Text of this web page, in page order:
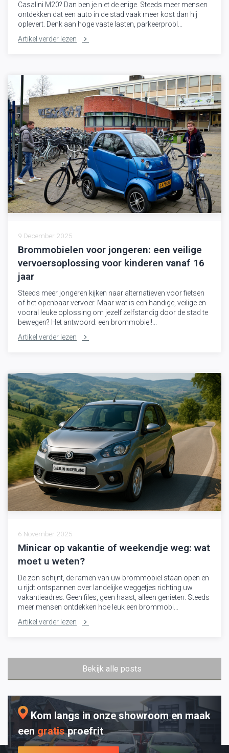
Casalini M20? Dan ben je niet de enige. Steeds meer mensen
ontdekken dat een auto in de stad vaak meer kost dan hij
oplevert. Denk aan hoge vaste lasten, parkeerprobl...
Artikel verder lezen
9 December 2025
Brommobielen voor jongeren: een veilige
vervoersoplossing voor kinderen vanaf 16
jaar
Steeds meer jongeren kijken naar alternatieven voor fietsen
of het openbaar vervoer. Maar wat is een handige, veilige en
vooral leuke oplossing om jezelf zelfstandig door de stad te
bewegen? Het antwoord: een brommobiel!...
Artikel verder lezen
6 November 2025
Minicar op vakantie of weekendje weg: wat
moet u weten?
De zon schijnt, de ramen van uw brommobiel staan open en
u rijdt ontspannen over landelijke weggetjes richting uw
vakantieadres. Geen files, geen haast, alleen genieten. Steeds
meer mensen ontdekken hoe leuk een brommobi...
Artikel verder lezen
Bekijk alle posts
Kom langs in onze showroom en maak
een gratisproefrit